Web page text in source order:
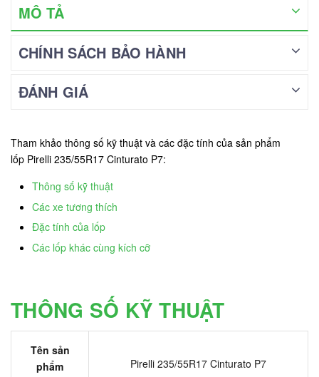
MÔ TẢ
CHÍNH SÁCH BẢO HÀNH
ĐÁNH GIÁ
Tham khảo thông số kỹ thuật và các đặc tính của sản phẩm
lốp Pirelli 235/55R17 Cinturato P7:
Thông số kỹ thuật
Các xe tương thích
Đặc tính của lốp
Các lốp khác cùng kích cỡ
THÔNG SỐ KỸ THUẬT
Tên sản
phẩm
Pirelli 235/55R17 Cinturato P7